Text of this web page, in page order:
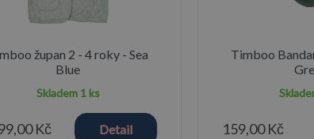
župan 2 - 4 roky - Sea
Blue
Skladem 1 ks
Kč Detail
Timboo
159,00 Kč